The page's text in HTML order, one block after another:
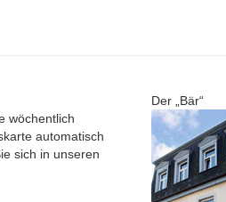
wöchentlich
automatisch
sich in unseren
Der „Bär“